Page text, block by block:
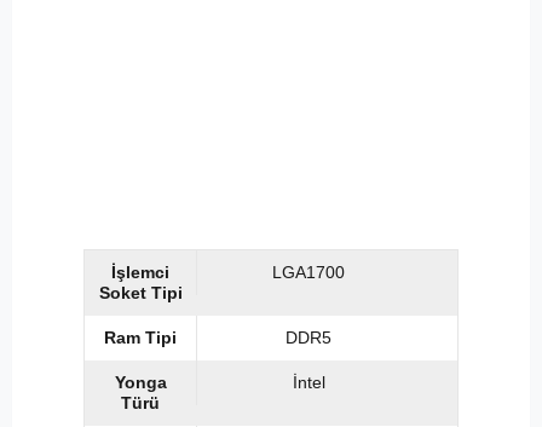
İşlemci
Soket Tipi
LGA1700
Ram Tipi DDR5
Yonga
Türü
İntel